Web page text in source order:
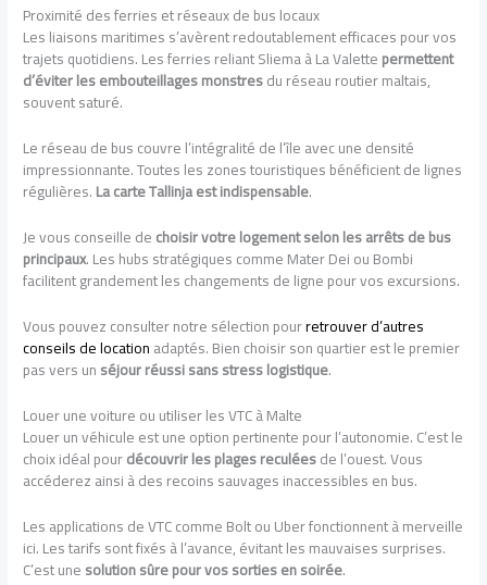
Proximité des ferries et réseaux de bus locaux
Les liaisons maritimes s’avèrent redoutablement efficaces pour vos
trajets quotidiens. Les ferries reliant Sliema à La Valettepermettent
d’éviter les embouteillages monstresdu réseau routier maltais,
souvent saturé.
Le réseau de bus couvre l’intégralité de l’île avec une densité
impressionnante. Toutes les zones touristiques bénéficient de lignes
régulières.La carte Tallinja est indispensable.
Je vous conseille dechoisir votre logement selon les arrêts de bus
principaux. Les hubs stratégiques comme Mater Dei ou Bombi
facilitent grandement les changements de ligne pour vos excursions.
Vous pouvez consulter notre sélection pourretrouver d’autres
conseils de locationadaptés. Bien choisir son quartier est le premier
pas vers unséjour réussi sans stress logistique.
Louer une voiture ou utiliser les VTC à Malte
Louer un véhicule est une option pertinente pour l’autonomie. C’est le
choix idéal pourdécouvrir les plages reculéesde l’ouest. Vous
accéderez ainsi à des recoins sauvages inaccessibles en bus.
Les applications de VTC comme Bolt ou Uber fonctionnent à merveille
ici. Les tarifs sont fixés à l’avance, évitant les mauvaises surprises.
C’est unesolution sûre pour vos sorties en soirée.